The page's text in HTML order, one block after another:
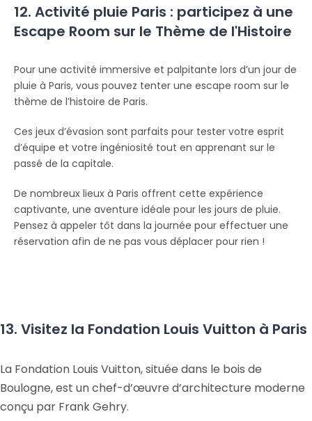
12. Activité pluie Paris : participez à une
Escape Room sur le Thème de l'Histoire
Pour une activité immersive et palpitante lors d’un jour de
pluie à Paris, vous pouvez tenter une escape room sur le
thème de l’histoire de Paris.
Ces jeux d’évasion sont parfaits pour tester votre esprit
d’équipe et votre ingéniosité tout en apprenant sur le
passé de la capitale.
De nombreux lieux à Paris offrent cette expérience
captivante, une aventure idéale pour les jours de pluie.
Pensez à appeler tôt dans la journée pour effectuer une
réservation afin de ne pas vous déplacer pour rien !
13. Visitez la Fondation Louis Vuitton à Paris
La Fondation Louis Vuitton, située dans le bois de
Boulogne, est un chef-d’œuvre d’architecture moderne
conçu par Frank Gehry.